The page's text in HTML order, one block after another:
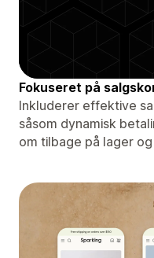
Fokuseret på
Inkluderer effektive
såsom dynamisk
om tilbage på lager